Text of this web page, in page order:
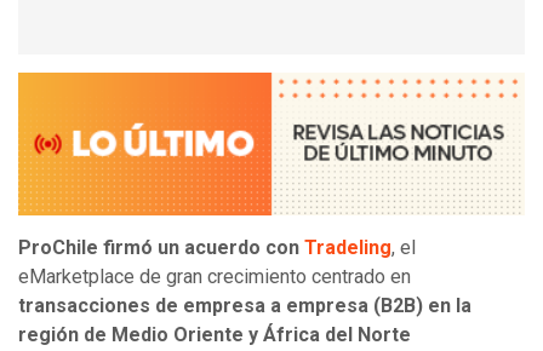
ProChile firmó un acuerdo con Tradeling, el
eMarketplace de gran crecimiento centrado en
transacciones de empresa a empresa (B2B) en la
región de Medio Oriente y África del Norte